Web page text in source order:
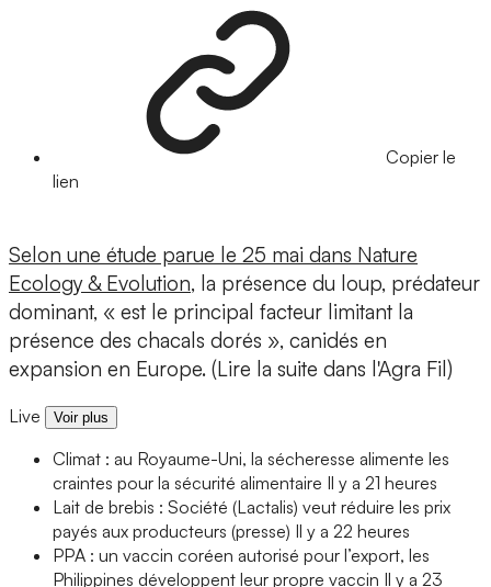
Copier le
lien
Selon une étude parue le 25 mai dans Nature
Ecology & Evolution, la présence du loup, prédateur
dominant, « est le principal facteur limitant la
présence des chacals dorés », canidés en
expansion en Europe. (Lire la suite dans l'Agra Fil)
Live Voir plus
Climat : au Royaume-Uni, la sécheresse alimente les
craintes pour la sécurité alimentaire Il y a 21 heures
Lait de brebis : Société (Lactalis) veut réduire les prix
payés aux producteurs (presse) Il y a 22 heures
PPA : un vaccin coréen autorisé pour l’export, les
Philippines développent leur propre vaccin Il y a 23